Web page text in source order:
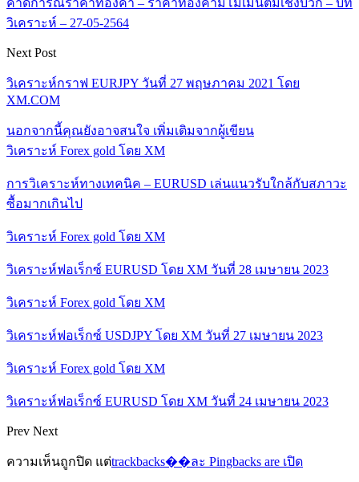
คาดการณ์ราคาทองคำ – ราคาทองคำมีโมเมนตัมเชิงบวก – บท
วิเคราะห์ – 27-05-2564
Next Post
วิเคราะห์กราฟ EURJPY วันที่ 27 พฤษภาคม 2021 โดย
XM.COM
นอกจากนี้คุณยังอาจสนใจ เพิ่มเติมจากผู้เขียน
วิเคราะห์ Forex gold โดย XM
การวิเคราะห์ทางเทคนิค – EURUSD เล่นแนวรับใกล้กับสภาวะ
ซื้อมากเกินไป
วิเคราะห์ Forex gold โดย XM
วิเคราะห์ฟอเร็กซ์ EURUSD โดย XM วันที่ 28 เมษายน 2023
วิเคราะห์ Forex gold โดย XM
วิเคราะห์ฟอเร็กซ์ USDJPY โดย XM วันที่ 27 เมษายน 2023
วิเคราะห์ Forex gold โดย XM
วิเคราะห์ฟอเร็กซ์ EURUSD โดย XM วันที่ 24 เมษายน 2023
Prev Next
ความเห็นถูกปิด แต่trackbacks��ละ Pingbacks are เปิด